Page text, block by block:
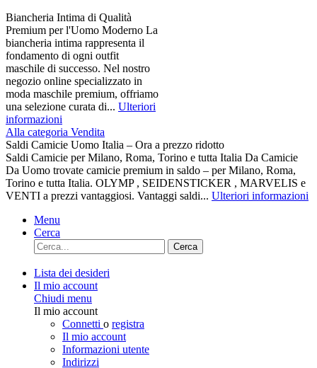
Biancheria Intima di Qualità
Premium per l'Uomo Moderno La
biancheria intima rappresenta il
fondamento di ogni outfit
maschile di successo. Nel nostro
negozio online specializzato in
moda maschile premium, offriamo
una selezione curata di... Ulteriori
informazioni
Alla categoria Vendita
Saldi Camicie Uomo Italia – Ora a prezzo ridotto
Saldi Camicie per Milano, Roma, Torino e tutta Italia Da Camicie
Da Uomo trovate camicie premium in saldo – per Milano, Roma,
Torino e tutta Italia. OLYMP , SEIDENSTICKER , MARVELIS e
VENTI a prezzi vantaggiosi. Vantaggi saldi... Ulteriori informazioni
Menu
Cerca
Cerca
Lista dei desideri
Il mio account
Chiudi menu
Il mio account
Connetti o registra
Il mio account
Informazioni utente
Indirizzi